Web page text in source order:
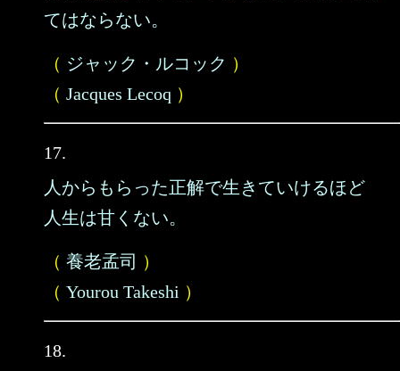
てはならない。
（ ジャック・ルコック ）
（ Jacques Lecoq ）
17.
人からもらった正解で生きていけるほど
人生は甘くない。
（ 養老孟司 ）
（ Yourou Takeshi ）
18.